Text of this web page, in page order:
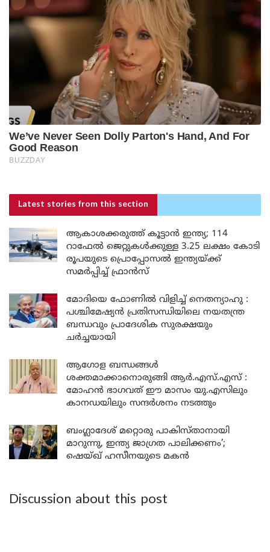
Latest stories from this section
ആകാശക്കരുത്ത് കൂട്ടാൻ ഇന്ത്യ; 114
റാഫേൽ ജെറ്റുകൾക്കുള്ള 3.25 ലക്ഷം കോടി
രൂപയുടെ പ്രൊപ്പോസൽ ഇന്ത്യയ്ക്ക്
സമർപ്പിച്ച് ഫ്രാൻസ്
മോദിയെ ഫോണിൽ വിളിച്ച് നെതന്യാഹു :
പശ്ചിമേഷ്യൻ പ്രതിസന്ധിയിലെ നയതന്ത്ര
ബന്ധവും പ്രാദേശിക സുരക്ഷയും
ചർച്ചയായി
ആഗോള ബന്ധങ്ങൾ
ശക്തമാക്കാനൊരുങ്ങി ആർ.എസ്.എസ് :
മോഹൻ ഭാഗവത് ഈ മാസം യു.എസിലും
കാനഡയിലും സന്ദർശനം നടത്തും
ബംഗ്ലാദേശ് മറ്റൊരു പാകിസ്താനായി
മാറുന്നു, ഇന്ത്യ ജാഗ്രത പാലിക്കണം’;
ഷെയ്ഖ് ഹസീനയുടെ മകൻ
Discussion about this post